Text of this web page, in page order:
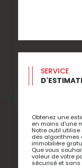
SERVICE
Obtenez une
en moins d'une
Notre outil
des algorithmes
immobilière
Que vous
valeur de votre
sécurisé et